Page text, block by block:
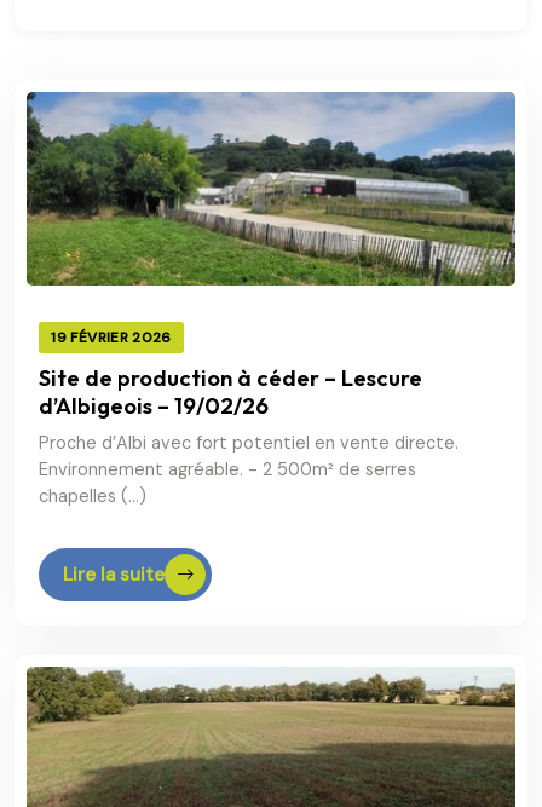
19 FÉVRIER 2026
Site de production à céder – Lescure
d’Albigeois – 19/02/26
Proche d’Albi avec fort potentiel en vente directe.
Environnement agréable. - 2 500m² de serres
chapelles (…)
Lire la suite